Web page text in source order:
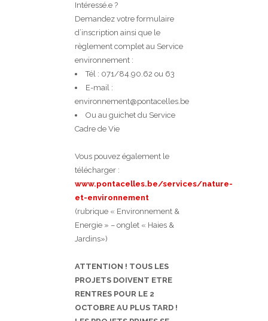
Intéressé.e ?
Demandez votre formulaire
d’inscription ainsi que le
règlement complet au Service
environnement :
Tél : 071/84.90.62 ou 63
E-mail :
environnement@pontacelles.be
Ou au guichet du Service
Cadre de Vie
Vous pouvez également le
télécharger :
www.pontacelles.be/services/nature-
et-environnement
(rubrique « Environnement &
Energie » – onglet « Haies &
Jardins»)
ATTENTION ! TOUS LES
PROJETS DOIVENT ETRE
RENTRES POUR LE 2
OCTOBRE AU PLUS TARD !